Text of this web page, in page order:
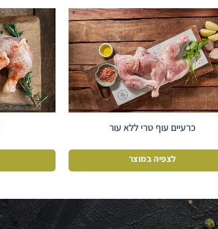
כרעיים עוף טרי ללא עור
לצפיה במוצר